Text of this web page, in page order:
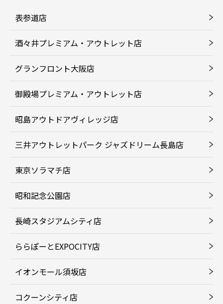
表参道店
酒々井プレミアム・アウトレット店
グランフロント大阪店
御殿場プレミアム・アウトレット店
昭島アウトドアヴィレッジ店
三井アウトレットパーク ジャズドリーム長島店
東京ソラマチ店
昭和記念公園店
長崎スタジアムシティ店
ららぽーとEXPOCITY店
イオンモール須坂店
コクーンシティ店